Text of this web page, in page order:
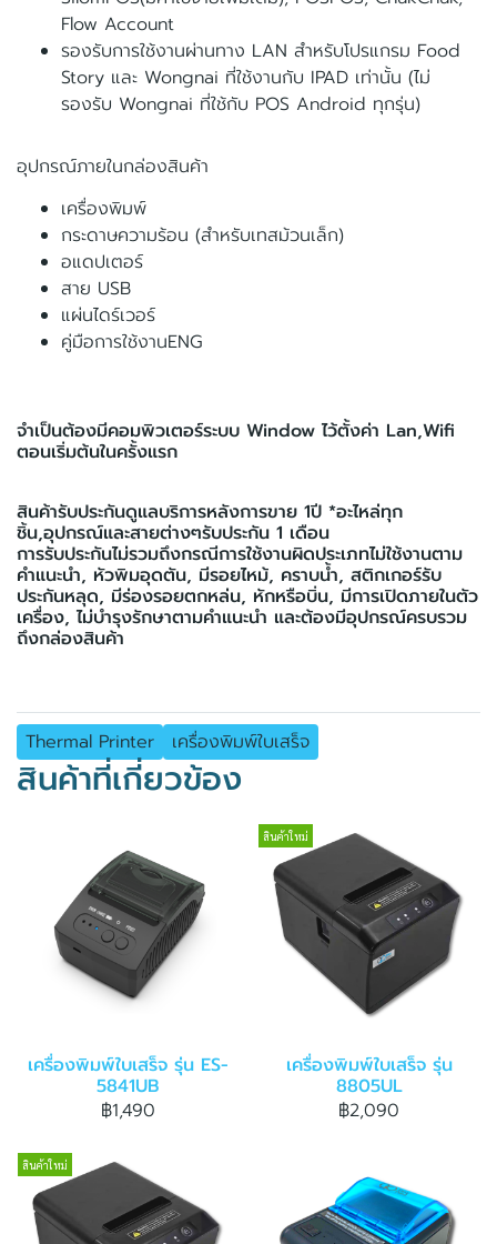
Flow Account
รองรับการใช้งานผ่านทาง LAN สำหรับโปรแกรม Food
Story และ Wongnai ที่ใช้งานกับ IPAD เท่านั้น (ไม่
รองรับ Wongnai ที่ใช้กับ POS Android ทุกรุ่น)
อุปกรณ์ภายในกล่องสินค้า
เครื่องพิมพ์
กระดาษความร้อน (สำหรับเทสม้วนเล็ก)
อแดปเตอร์
สาย USB
แผ่นไดร์เวอร์
คู่มือการใช้งานENG
จำเป็นต้องมีคอมพิวเตอร์ระบบ Window ไว้ตั้งค่า Lan,Wifi
ตอนเริ่มต้นในครั้งแรก
สินค้ารับประกันดูแลบริการหลังการขาย 1ปี *อะไหล่ทุก
ชิ้น,อุปกรณ์และสายต่างๆรับประกัน 1 เดือน
การรับประกันไม่รวมถึงกรณีการใช้งานผิดประเภทไม่ใช้งานตาม
คำแนะนำ, หัวพิมอุดตัน, มีรอยไหม้, คราบน้ำ, สติกเกอร์รับ
ประกันหลุด, มีร่องรอยตกหล่น, หักหรือบิ่น, มีการเปิดภายในตัว
เครื่อง, ไม่บำรุงรักษาตามคำแนะนำ และต้องมีอุปกรณ์ครบรวม
ถึงกล่องสินค้า
Thermal Printer เครื่องพิมพ์ใบเสร็จ
สินค้าที่เกี่ยวข้อง
เครื่องพิมพ์ใบเสร็จ รุ่น ES-
5841UB
฿1,490
สินค้าใหม่
เครื่องพิมพ์ใบเสร็จ รุ่น
8805UL
฿2,090
สินค้าใหม่